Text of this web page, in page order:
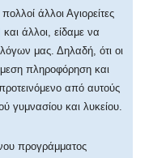
άλλοι Αγιορείτες
και άλλοι, είδαμε να
μας. Δηλαδή, ότι οι
πληροφόρηση και
από αυτούς
γυμνασίου και λυκείου.
προγράμματος